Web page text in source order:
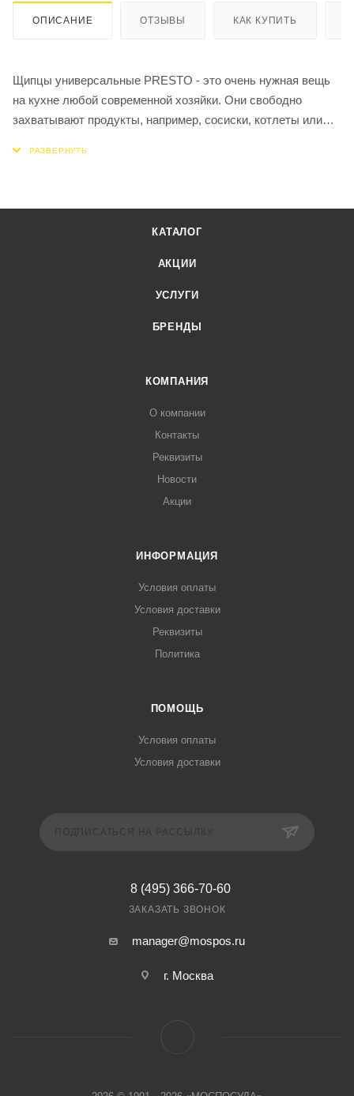
ОПИСАНИЕ ОТЗЫВЫ КАК КУПИТЬ
Щипцы универсальные PRESTO - это очень нужная вещь
на кухне любой современной хозяйки. Они свободно
захватывают продукты, например, сосиски, котлеты или
использованием посудомоечной машины. Прочная,
надежная, жаростойкая посуда позволит вам
КАТАЛОГ
АКЦИИ
УСЛУГИ
БРЕНДЫ
КОМПАНИЯ
О компании
Контакты
Реквизиты
Новости
Акции
ИНФОРМАЦИЯ
Условия оплаты
Условия доставки
Реквизиты
Политика
ПОМОЩЬ
Условия оплаты
Условия доставки
8 (495) 366-70-60
ЗАКАЗАТЬ ЗВОНОК
manager@mospos.ru
г. Москва